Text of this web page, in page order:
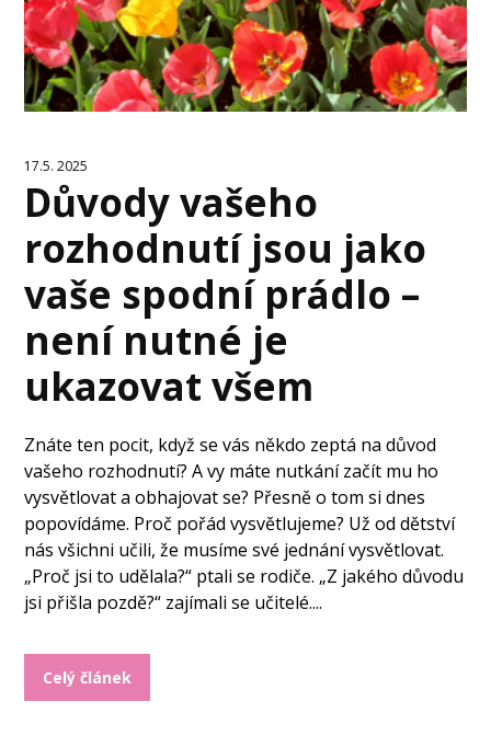
17.5. 2025
Důvody vašeho
rozhodnutí jsou jako
vaše spodní prádlo –
není nutné je
ukazovat všem
Znáte ten pocit, když se vás někdo zeptá na důvod
vašeho rozhodnutí? A vy máte nutkání začít mu ho
vysvětlovat a obhajovat se? Přesně o tom si dnes
popovídáme. Proč pořád vysvětlujeme? Už od dětství
nás všichni učili, že musíme své jednání vysvětlovat.
„Proč jsi to udělala?“ ptali se rodiče. „Z jakého důvodu
jsi přišla pozdě?“ zajímali se učitelé....
Celý článek